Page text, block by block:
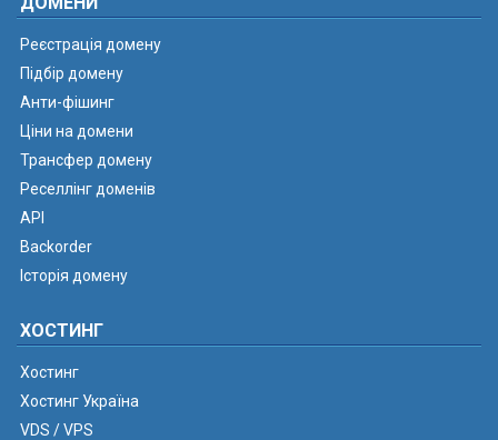
Реєстрація домену
Підбір домену
Анти-фішинг
Ціни на домени
Трансфер домену
Реселлінг доменів
API
Backorder
Історія домену
ХОСТИНГ
Хостинг
Хостинг Україна
VDS / VPS